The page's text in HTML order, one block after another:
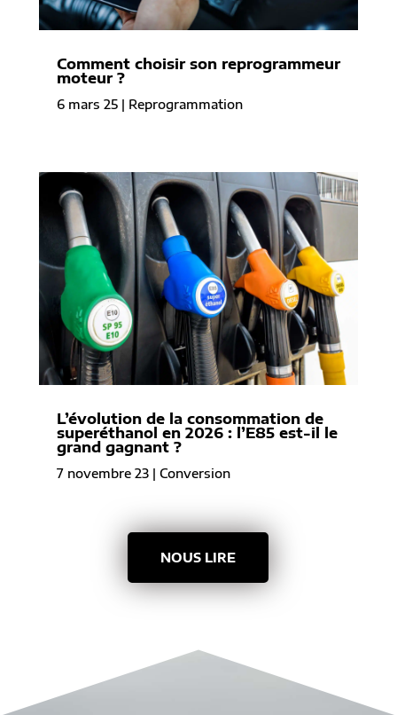
Comment choisir son reprogrammeur
moteur ?
6 mars 25| Reprogrammation
L’évolution de la consommation de
superéthanol en 2026 : l’E85 est-il le
grand gagnant ?
7 novembre 23| Conversion
NOUS LIRE